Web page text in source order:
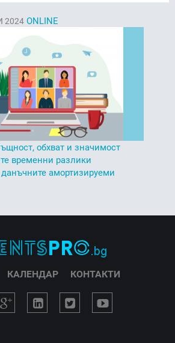
2024 ONLINE
обхват и значимост
временни разлики
амортизируеми
КАЛЕНДАР КОНТАКТИ